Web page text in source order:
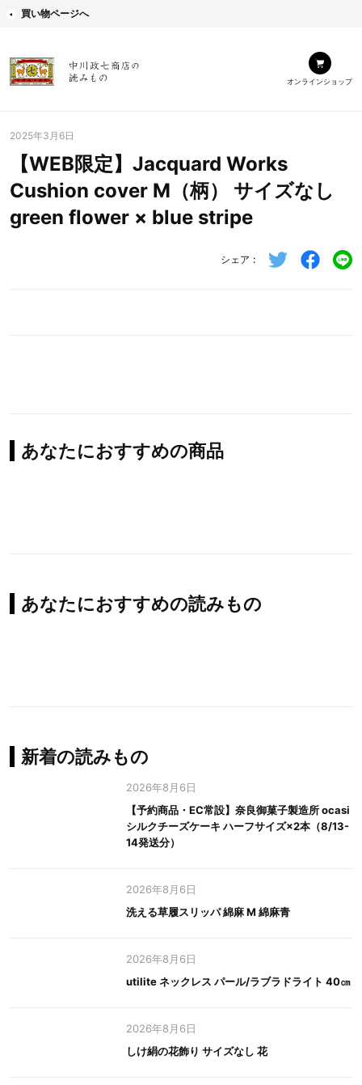
買い物ページへ
オンラインショップ
2025年3月6日
【WEB限定】Jacquard Works
Cushion cover M（柄） サイズなし
green flower × blue stripe
シェア
あなたにおすすめの商品
あなたにおすすめの読みもの
新着の読みもの
2026年8月6日
【予約商品・EC常設】奈良御菓子製造所 ocasi
シルクチーズケーキ ハーフサイズ×2本（8/13-
14発送分）
2026年8月6日
洗える草履スリッパ 綿麻 M 綿麻青
2026年8月6日
utilite ネックレス パール/ラブラドライト 40㎝
2026年8月6日
しけ絹の花飾り サイズなし 花